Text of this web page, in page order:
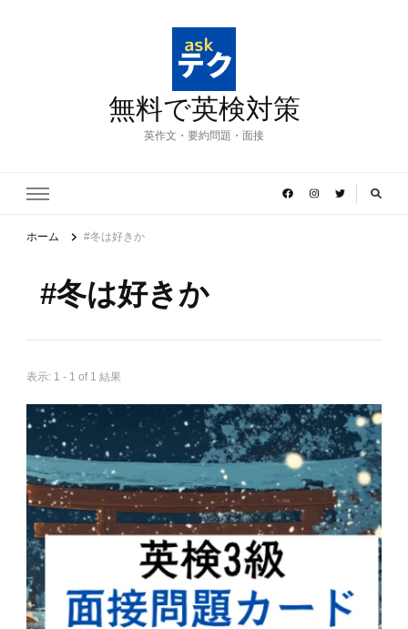
無料で英検対策
英作文・要約問題・面接
ホーム #冬は好きか
#冬は好きか
表示: 1 - 1 of 1 結果